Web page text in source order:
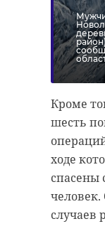
Кроме
шесть
ходе
спасены
случаев